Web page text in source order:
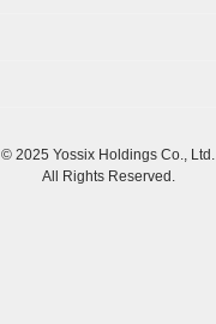
© 2025 Yossix Holdings Co., Ltd.
All Rights Reserved.